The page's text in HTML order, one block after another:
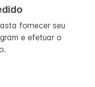
fornecer seu
e efetuar o